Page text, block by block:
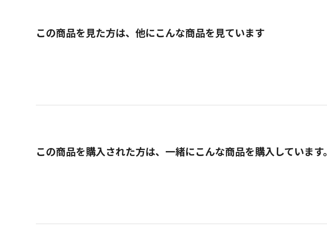
この商品を見た方は、他にこんな商品を見ています
この商品を購入された方は、一緒にこんな商品を購入しています。